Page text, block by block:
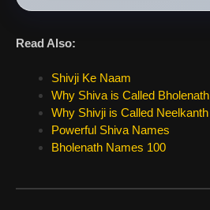
Read Also:
Shivji Ke Naam
Why Shiva is Called Bholenath
Why Shivji is Called Neelkanth
Powerful Shiva Names
Bholenath Names 100